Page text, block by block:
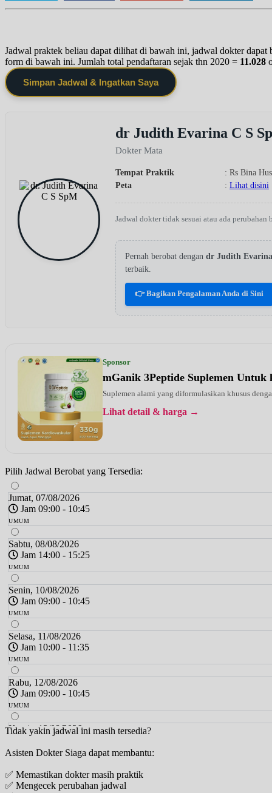
Jadwal praktek beliau dapat dilihat di bawah ini, jadwal dokter dapat
form di bawah ini. Jumlah total pendaftaran sejak thn 2020 = 11.028
Simpan Jadwal & Ingatkan Saya
dr Judith Evarina C S
Dokter Mata
Tempat Praktik
: Rs Bina
Peta
: Lihat disini
Jadwal dokter tidak sesuai atau ada perubahan
Pernah berobat dengan dr Judith
terbaik.
👉 Bagikan Pengalaman Anda di Sini
Sponsor
mGanik 3Peptide Suplemen Untuk
Suplemen alami yang diformulasikan khusus
Lihat detail & harga →
Pilih Jadwal Berobat yang Tersedia:
Jumat, 07/08/2026
Jam 09:00 - 10:45
UMUM
Sabtu, 08/08/2026
Jam 14:00 - 15:25
UMUM
Senin, 10/08/2026
Jam 09:00 - 10:45
UMUM
Selasa, 11/08/2026
Jam 10:00 - 11:35
UMUM
Rabu, 12/08/2026
Jam 09:00 - 10:45
UMUM
Kamis, 13/08/2026
Jam 09:00 - 10:45
UMUM
Jumat, 14/08/2026
Jam 09:00 - 10:45
Tidak yakin jadwal ini masih tersedia?
Asisten Dokter Siaga dapat membantu:
✅ Memastikan dokter masih praktik
✅ Mengecek perubahan jadwal